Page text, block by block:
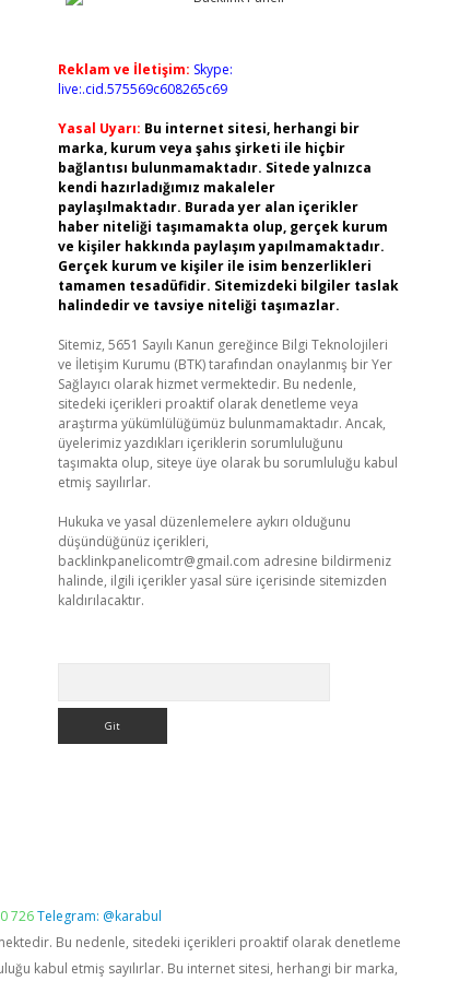
Reklam ve İletişim: Skype:
live:.cid.575569c608265c69
Yasal Uyarı: Bu internet sitesi, herhangi bir
marka, kurum veya şahıs şirketi ile hiçbir
bağlantısı bulunmamaktadır. Sitede yalnızca
kendi hazırladığımız makaleler
paylaşılmaktadır. Burada yer alan içerikler
haber niteliği taşımamakta olup, gerçek kurum
ve kişiler hakkında paylaşım yapılmamaktadır.
Gerçek kurum ve kişiler ile isim benzerlikleri
tamamen tesadüfidir. Sitemizdeki bilgiler taslak
halindedir ve tavsiye niteliği taşımazlar.
Sitemiz, 5651 Sayılı Kanun gereğince Bilgi Teknolojileri
ve İletişim Kurumu (BTK) tarafından onaylanmış bir Yer
Sağlayıcı olarak hizmet vermektedir. Bu nedenle,
sitedeki içerikleri proaktif olarak denetleme veya
araştırma yükümlülüğümüz bulunmamaktadır. Ancak,
üyelerimiz yazdıkları içeriklerin sorumluluğunu
taşımakta olup, siteye üye olarak bu sorumluluğu kabul
etmiş sayılırlar.
Hukuka ve yasal düzenlemelere aykırı olduğunu
düşündüğünüz içerikleri,
backlinkpanelicomtr@gmail.com adresine bildirmeniz
halinde, ilgili içerikler yasal süre içerisinde sitemizden
kaldırılacaktır.
726Telegram: @karabul
Bu nedenle, sitedeki içerikleri proaktif olarak denetleme
kabul etmiş sayılırlar. Bu internet sitesi, herhangi bir marka,